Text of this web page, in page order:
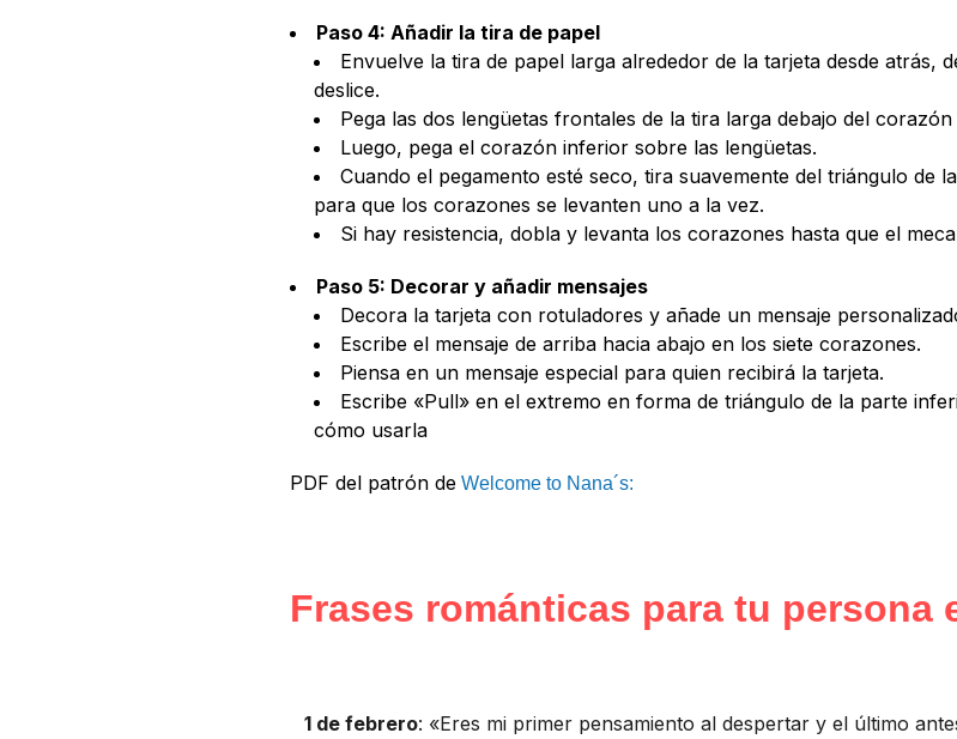
Paso 4: Añadir la tira de papel
Envuelve la tira de papel larga alrededor de la tarjeta desde atrás,
deslice.
Pega las dos lengüetas frontales de la tira larga debajo del
Luego, pega el corazón inferior sobre las lengüetas.
Cuando el pegamento esté seco, tira suavemente del triángulo de
para que los corazones se levanten uno a la vez.
Si hay resistencia, dobla y levanta los corazones hasta que el
Paso 5: Decorar y añadir mensajes
Decora la tarjeta con rotuladores y añade un mensaje
Escribe el mensaje de arriba hacia abajo en los siete corazones.
Piensa en un mensaje especial para quien recibirá la tarjeta.
Escribe «Pull» en el extremo en forma de triángulo de la parte
cómo usarla
PDF del patrón de Welcome to Nana´s:
Frases románticas para tu persona
1 de febrero: «Eres mi primer pensamiento al despertar y el último